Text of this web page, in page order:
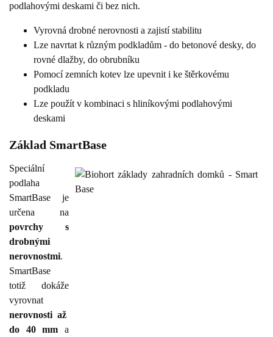
podlahovými deskami či bez nich.
Vyrovná drobné nerovnosti a zajistí stabilitu
Lze navrtat k různým podkladům - do betonové desky, do
rovné dlažby, do obrubníku
Pomocí zemních kotev lze upevnit i ke štěrkovému
podkladu
Lze použít v kombinaci s hliníkovými podlahovými
deskami
Základ SmartBase
Speciální
podlaha
SmartBase je
určena na
povrchy s
drobnými
nerovnostmi.
SmartBase
totiž dokáže
vyrovnat
nerovnosti až
do 40 mm a